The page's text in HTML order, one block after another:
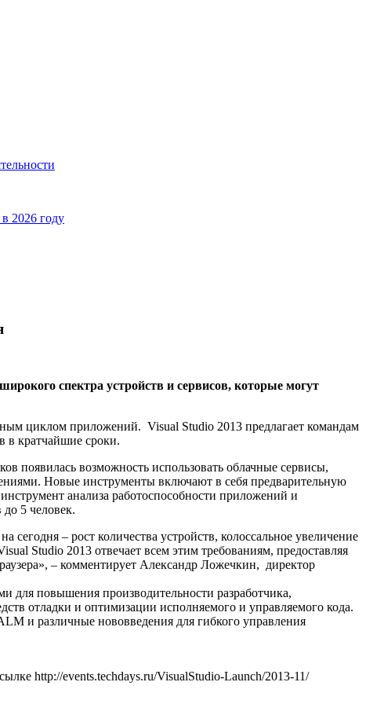
2026 году
спектра устройств и сервисов, которые могут
циклом приложений. Visual Studio 2013 предлагает командам
в кратчайшие сроки.
появилась возможность использовать облачные сервисы,
Новые инструменты включают в себя предварительную
анализа работоспособности приложений и
5 человек.
– рост количества устройств, колоссальное увеличение
Studio 2013 отвечает всем этим требованиям, предоставляя
– комментирует Александр Ложечкин, директор
повышения производительности разработчика,
отладки и оптимизации исполняемого и управляемого кода.
и различные нововведения для гибкого управления
http://events.techdays.ru/VisualStudio-Launch/2013-11/